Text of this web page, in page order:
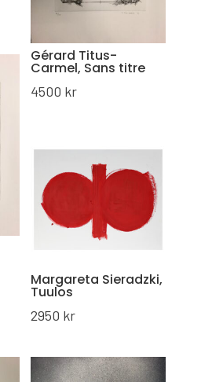
Gérard Titus-
Carmel, Sans titre
4500 kr
Margareta Sieradzki,
Tuulos
2950 kr